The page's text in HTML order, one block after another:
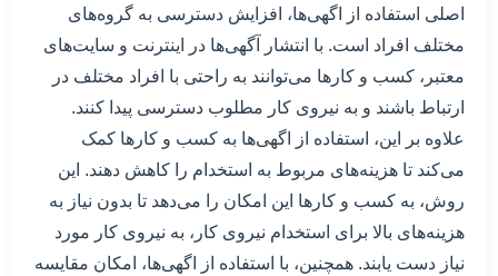
اصلی استفاده از اگهی‌ها، افزایش دسترسی به گروه‌های
مختلف افراد است. با انتشار آگهی‌ها در اینترنت و سایت‌های
معتبر، کسب و کارها می‌توانند به راحتی با افراد مختلف در
ارتباط باشند و به نیروی کار مطلوب دسترسی پیدا کنند.
علاوه بر این، استفاده از اگهی‌ها به کسب و کارها کمک
می‌کند تا هزینه‌های مربوط به استخدام را کاهش دهند. این
روش، به کسب و کارها این امکان را می‌دهد تا بدون نیاز به
هزینه‌های بالا برای استخدام نیروی کار، به نیروی کار مورد
نیاز دست یابند. همچنین، با استفاده از اگهی‌ها، امکان مقایسه